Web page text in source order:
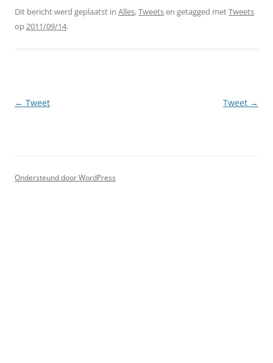
Dit bericht werd geplaatst in Alles,Tweetsen getagged metTweets
op2011/09/14.
Berichtnavigatie
← Tweet Tweet →
Ondersteund door WordPress